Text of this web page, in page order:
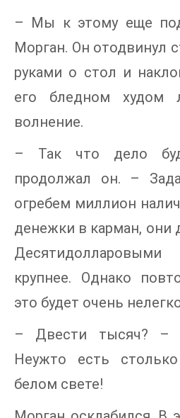
– Мы к этому еще
Морган. Он отодвинул
руками о стол и
его бледном худом
волнение.
– Так что дело
продолжал он. –
огребем миллион
денежки в карман, они
крупнее. Однако
это будет очень
– Двести тысяч? –
Неужто есть
белом свете!